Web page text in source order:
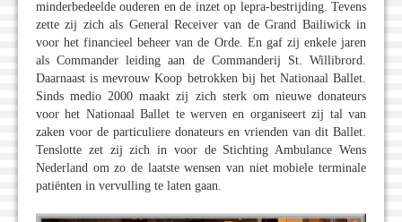
minderbedeelde ouderen en de inzet op lepra-bestrijding. Tevens
zette zij zich als General Receiver van de Grand Bailiwick in
voor het financieel beheer van de Orde. En gaf zij enkele jaren
als Commander leiding aan de Commanderij St. Willibrord.
Daarnaast is mevrouw Koop betrokken bij het Nationaal Ballet.
Sinds medio 2000 maakt zij zich sterk om nieuwe donateurs
voor het Nationaal Ballet te werven en organiseert zij tal van
zaken voor de particuliere donateurs en vrienden van dit Ballet.
Tenslotte zet zij zich in voor de Stichting Ambulance Wens
Nederland om zo de laatste wensen van niet mobiele terminale
patiënten in vervulling te laten gaan.